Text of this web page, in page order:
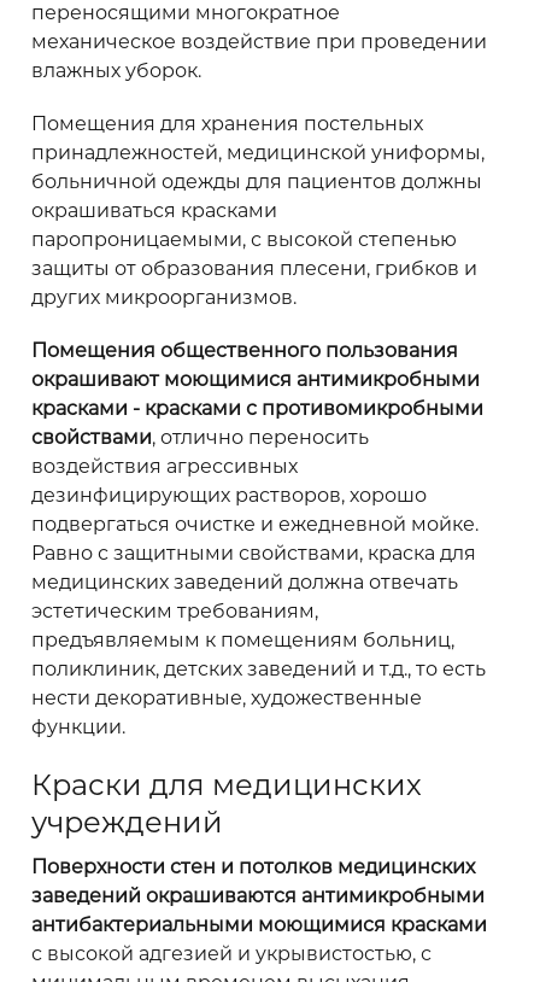
переносящими многократное
механическое воздействие при проведении
влажных уборок.
Помещения для хранения постельных
принадлежностей, медицинской униформы,
больничной одежды для пациентов должны
окрашиваться красками
паропроницаемыми, с высокой степенью
защиты от образования плесени, грибков и
других микроорганизмов.
Помещения общественного пользования
окрашивают моющимися антимикробными
красками - красками с противомикробными
свойствами, отлично переносить
воздействия агрессивных
дезинфицирующих растворов, хорошо
подвергаться очистке и ежедневной мойке.
Равно с защитными свойствами, краска для
медицинских заведений должна отвечать
эстетическим требованиям,
предъявляемым к помещениям больниц,
поликлиник, детских заведений и т.д., то есть
нести декоративные, художественные
функции.
Краски для медицинских
учреждений
Поверхности стен и потолков медицинских
заведений окрашиваются антимикробными
антибактериальными моющимися красками
с высокой адгезией и укрывистостью, с